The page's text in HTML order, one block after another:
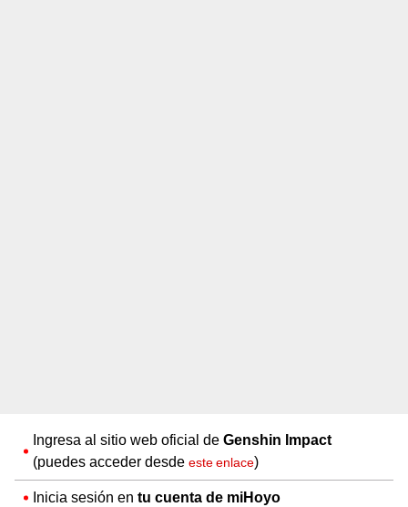
Ingresa al sitio web oficial de Genshin Impact
(puedes acceder desde este enlace)
Inicia sesión en tu cuenta de miHoyo